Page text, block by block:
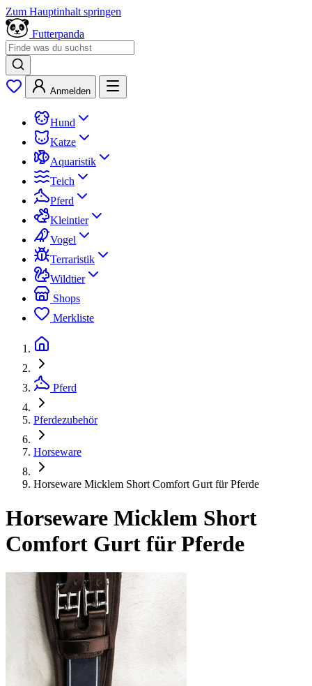
Zum Hauptinhalt springen
Futterpanda
Anmelden
Hund
Katze
Aquaristik
Teich
Pferd
Kleintier
Vogel
Terraristik
Wildtier
Shops
Merkliste
Pferd
Pferdezubehör
Horseware
Horseware Micklem Short Comfort Gurt für Pferde
Horseware Micklem Short
Comfort Gurt für Pferde